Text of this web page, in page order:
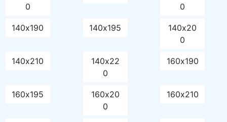
0
0
140х190 140х195
140х20
0
140х210
140х22
0
160х190
160х195
160х20
0
160х210